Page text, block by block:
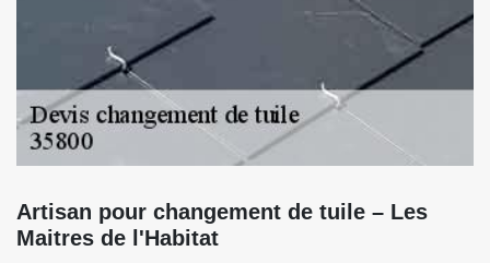
Artisan pour changement de tuile – Les
Maitres de l'Habitat